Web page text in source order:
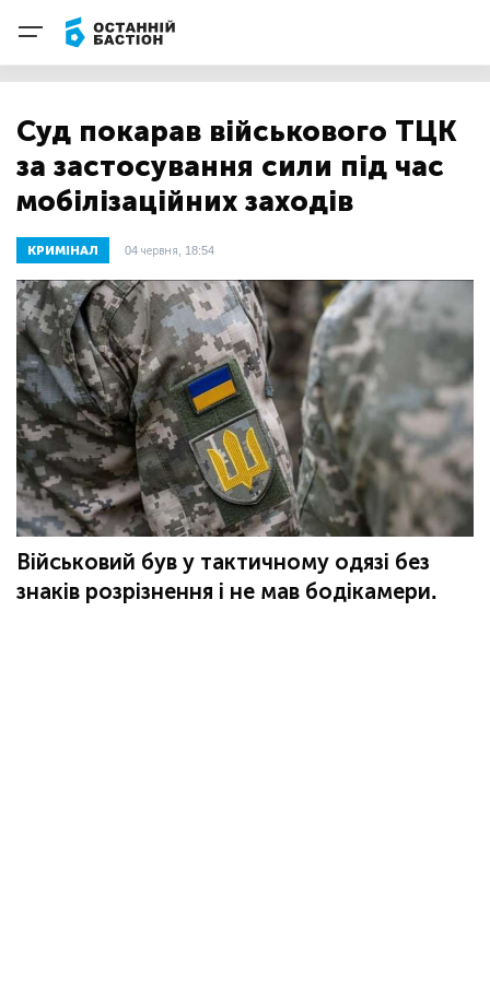
Суд покарав військового ТЦК
за застосування сили під час
мобілізаційних заходів
КРИМІНАЛ 04 червня, 18:54
Військовий був у тактичному одязі без
знаків розрізнення і не мав бодікамери.